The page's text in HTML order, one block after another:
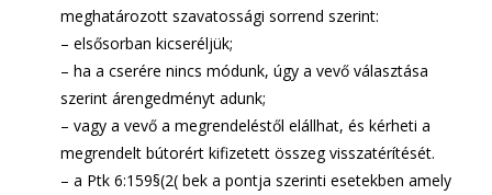
meghatározott szavatossági sorrend szerint:
– elsősorban kicseréljük;
– ha a cserére nincs módunk, úgy a vevő választása
szerint árengedményt adunk;
– vagy a vevő a megrendeléstől elállhat, és kérheti a
megrendelt bútorért kifizetett összeg visszatérítését.
– a Ptk 6:159§(2( bek a pontja szerinti esetekben amely